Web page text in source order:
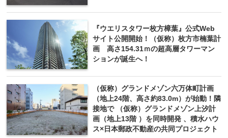
『ウエリスタワー枚方樟葉』公式Web
サイト公開開始！（仮称）枚方市楠葉計
画 高さ154.31ｍの超高層タワーマン
ションが誕生へ！
（仮称）グランドメゾン六万体町計画
（地上24階、高さ約83.0m）が始動！隣
接地で （仮称）グランドメゾン上汐計
画（地上13階 ）を同時開発 、積水ハウ
ス×日本郵政不動産の共同プロジェクト